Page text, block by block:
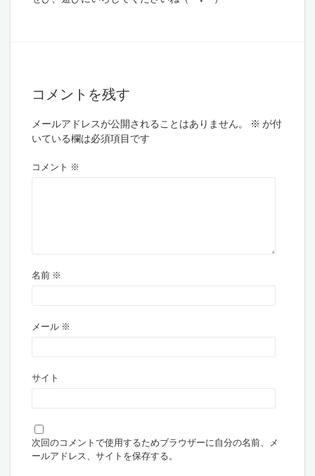
コメントを残す
メールアドレスが公開されることはありません。 ※ が付
いている欄は必須項目です
コメント ※
名前 ※
メール ※
サイト
次回のコメントで使用するためブラウザーに自分の名前、メ
ールアドレス、サイトを保存する。